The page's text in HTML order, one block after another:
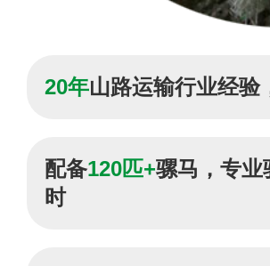
20年山路运输行业经验
配备120匹+骡马，专业
时